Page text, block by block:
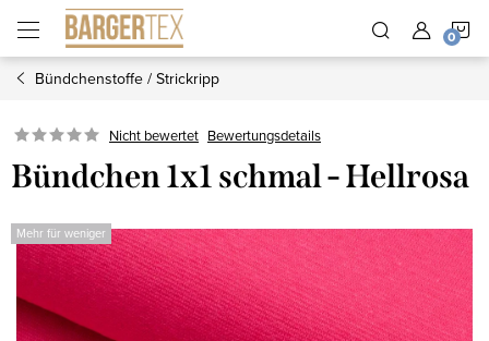
Inhalt
springen
Bündchenstoffe / Strickripp
Nicht bewertet Bewertungsdetails
Bündchen 1x1 schmal - Hellrosa
Mehr für weniger